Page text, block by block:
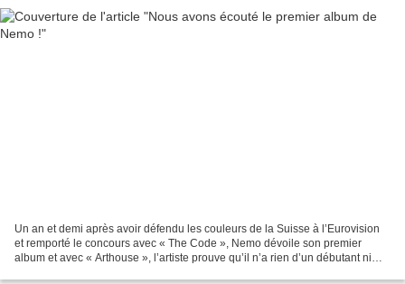
Un an et demi après avoir défendu les couleurs de la Suisse à l’Eurovision
et remporté le concours avec « The Code », Nemo dévoile son premier
album et avec « Arthouse », l’artiste prouve qu’il n’a rien d’un débutant ni